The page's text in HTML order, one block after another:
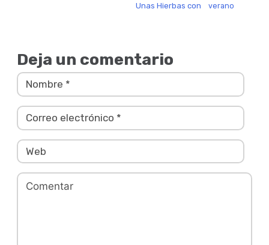
Unas Hierbas con verano
Deja un comentario